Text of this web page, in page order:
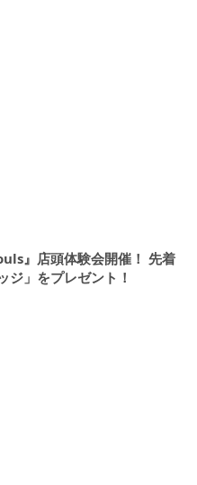
』店頭体験会開催！ 先着
ジ」をプレゼント！